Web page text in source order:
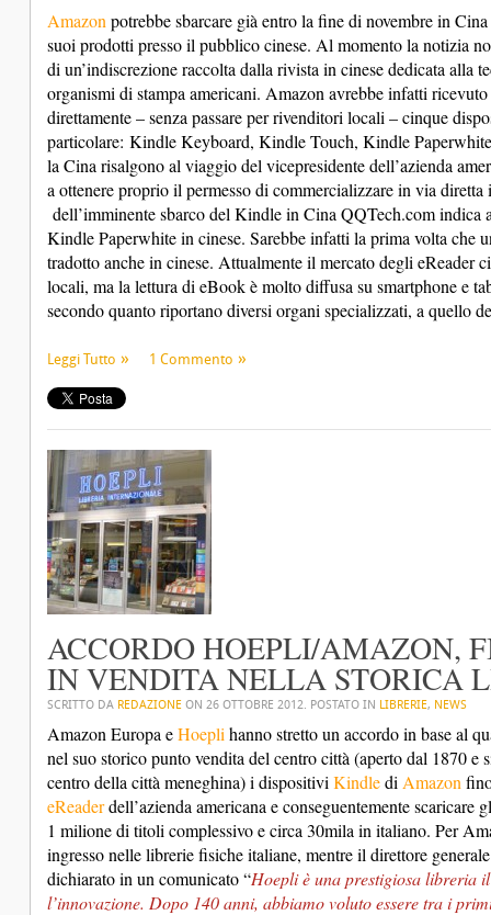
Amazon potrebbe sbarcare già entro la fine di novembre in
suoi prodotti presso il pubblico cinese. Al momento la notizia
di un’indiscrezione raccolta dalla rivista in cinese dedicata alla
organismi di stampa americani. Amazon avrebbe infatti
direttamente – senza passare per rivenditori locali – cinque
particolare: Kindle Keyboard, Kindle Touch, Kindle
la Cina risalgono al viaggio del vicepresidente dell’azienda
a ottenere proprio il permesso di commercializzare in via
dell’imminente sbarco del Kindle in Cina QQTech.com indica
Kindle Paperwhite in cinese. Sarebbe infatti la prima volta che
tradotto anche in cinese. Attualmente il mercato degli eReader
locali, ma la lettura di eBook è molto diffusa su smartphone e
secondo quanto riportano diversi organi specializzati, a quello
Leggi Tutto 1 Commento
ACCORDO HOEPLI/AMAZON,
IN VENDITA NELLA STORICA
SCRITTO DA REDAZIONE ON 26 OTTOBRE 2012. POSTATO IN LIBRERIE, NEWS
Amazon Europa eHoepli hanno stretto un accordo in base al
nel suo storico punto vendita del centro città (aperto dal 1870
centro della città meneghina) i dispositivi Kindledi Amazon
eReaderdell’azienda americana e conseguentemente
1 milione di titoli complessivo e circa 30mila in italiano. Per
ingresso nelle librerie fisiche italiane, mentre il direttore
dichiarato in un comunicato “Hoepli è una prestigiosa libreria
l’innovazione. Dopo 140 anni, abbiamo voluto essere tra i